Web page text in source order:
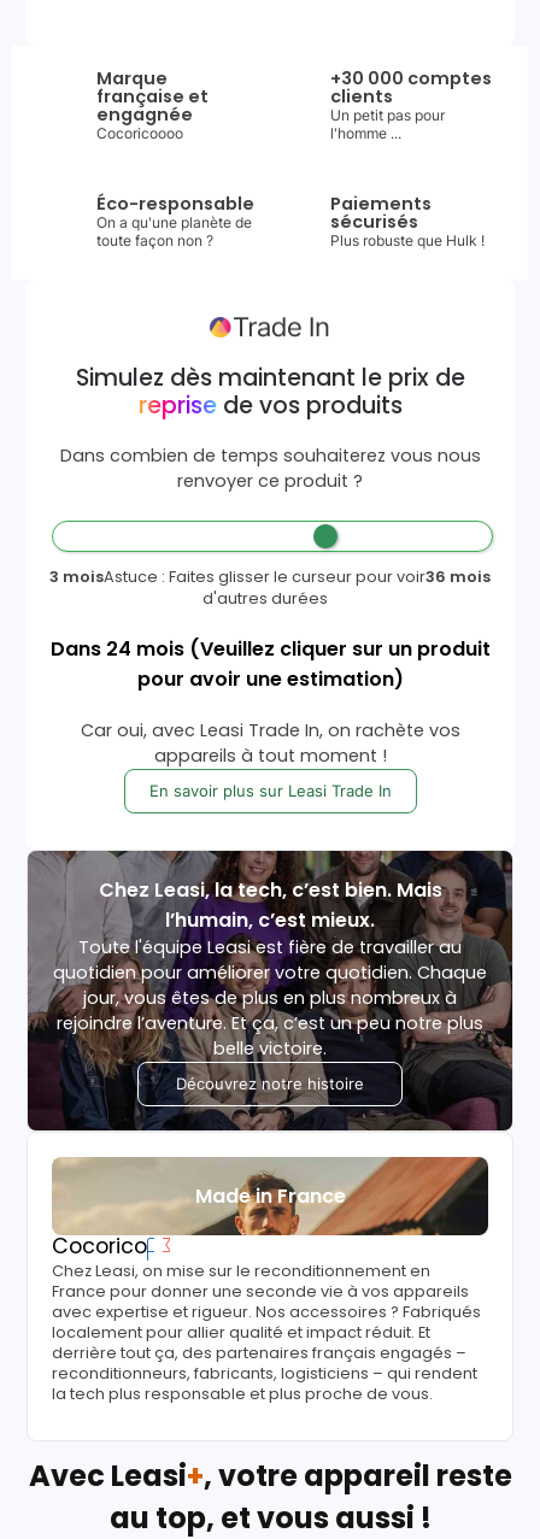
Marque
française et
engagnée
Cocoricoooo
+30 000 comptes
clients
Un petit pas pour
l'homme ...
Éco-responsable
On a qu'une planète de
toute façon non ?
Paiements
sécurisés
Plus robuste que Hulk !
Simulez dès maintenant le prix de
reprisede vos produits
Dans combien de temps souhaiterez vous nous
renvoyer ce produit ?
3 moisAstuce : Faites glisser le curseur pour voir
d'autres durées
36 mois
Dans 24 mois (Veuillez cliquer sur un produit
pour avoir une estimation)
Car oui, avec Leasi Trade In, on rachète vos
appareils à tout moment !
En savoir plus sur Leasi Trade In
Chez Leasi, la tech, c’est bien. Mais
l’humain, c’est mieux.
Toute l'équipe Leasi est fière de travailler au
quotidien pour améliorer votre quotidien. Chaque
jour, vous êtes de plus en plus nombreux à
rejoindre l’aventure. Et ça, c’est un peu notre plus
belle victoire.
Découvrez notre histoire
Made in France
Cocorico
Chez Leasi, on mise sur le reconditionnement en
France pour donner une seconde vie à vos appareils
avec expertise et rigueur. Nos accessoires ? Fabriqués
localement pour allier qualité et impact réduit. Et
derrière tout ça, des partenaires français engagés –
reconditionneurs, fabricants, logisticiens – qui rendent
la tech plus responsable et plus proche de vous.
Avec Leasi+, votre appareil reste
au top, et vous aussi !